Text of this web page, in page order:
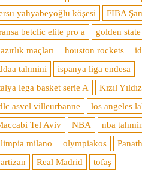
yahyabeyoğlu köşesi
FIBA
betclic elite pro a
golden
maçları
houston rockets
tahmini
ispanya liga endesa
lega basket serie A
Kızıl Yıldız
asvel villeurbanne
los angeles
Tel Aviv
NBA nba
milano
olympiakos
Real Madrid tofaş